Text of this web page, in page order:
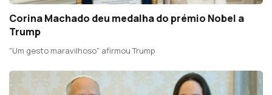
Corina Machado deu medalha do prémio Nobel a
Trump
"Um gesto maravilhoso" afirmou Trump